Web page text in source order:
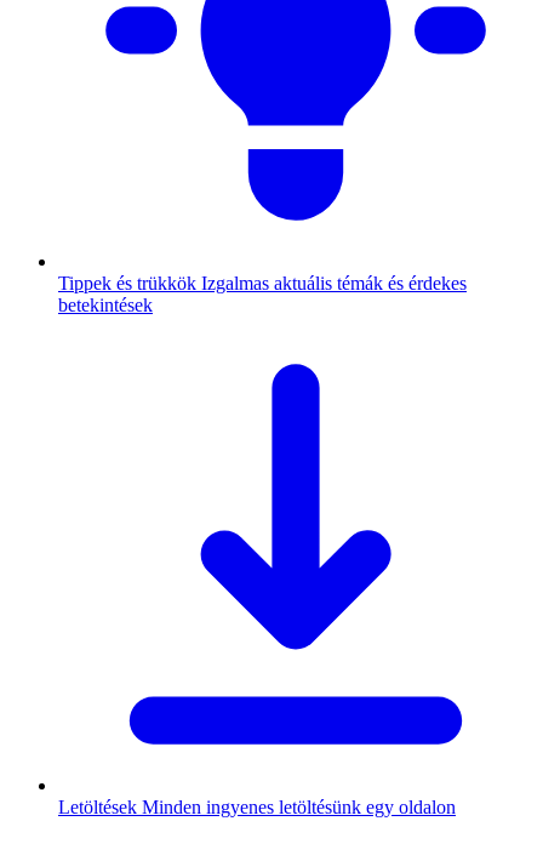
Tippek és trükkök Izgalmas aktuális témák és érdekes
betekintések
Letöltések Minden ingyenes letöltésünk egy oldalon